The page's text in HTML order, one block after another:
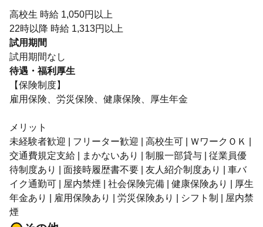
高校生 時給 1,050円以上
22時以降 時給 1,313円以上
試用期間
試用期間なし
待遇・福利厚生
【保険制度】
雇用保険、労災保険、健康保険、厚生年金
メリット
未経験者歓迎 | フリーター歓迎 | 高校生可 | ＷワークＯＫ |
交通費規定支給 | まかないあり | 制服一部貸与 | 従業員優
待制度あり | 面接時履歴書不要 | 友人紹介制度あり | 車バ
イク通勤可 | 屋内禁煙 | 社会保険完備 | 健康保険あり | 厚生
年金あり | 雇用保険あり | 労災保険あり | シフト制 | 屋内禁
煙